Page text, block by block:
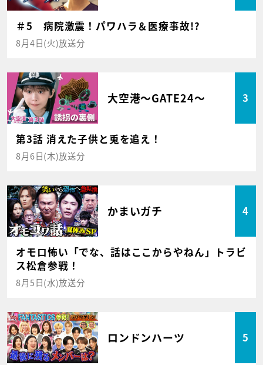
＃5 病院激震！パワハラ＆医療事故!?
8月4日(火)放送分
大空港～GATE24～ 3
第3話 消えた子供と兎を追え！
8月6日(木)放送分
かまいガチ 4
オモロ怖い「でな、話はここからやねん」トラビ
ス松倉参戦！
8月5日(水)放送分
ロンドンハーツ 5